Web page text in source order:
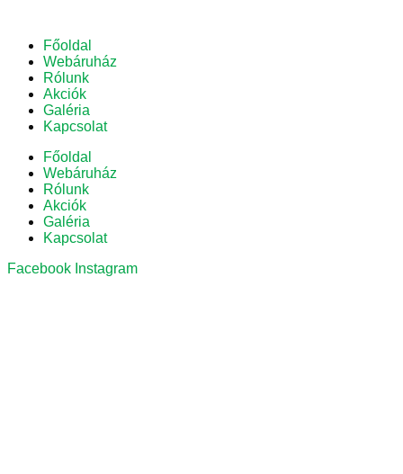
Főoldal
Webáruház
Rólunk
Akciók
Galéria
Kapcsolat
Főoldal
Webáruház
Rólunk
Akciók
Galéria
Kapcsolat
Facebook Instagram